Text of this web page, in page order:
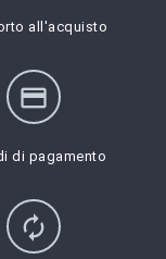
all'acquisto
credit_card
di pagamento
autorenew